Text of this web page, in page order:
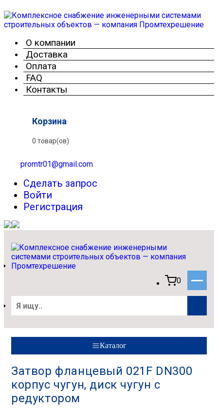
О компании
Доставка
Оплата
FAQ
Контакты
Корзина
0 товар(ов)
promtr01@gmail.com
Сделать запрос
Войти
Регистрация
0
Каталог
Затвор фланцевый 021F DN300
корпус чугун, диск чугун с
редуктором